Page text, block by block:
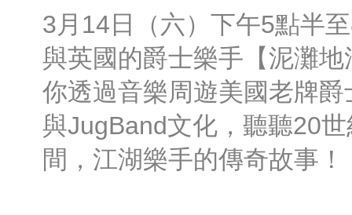
3月14日（六）下午5點半
與英國的爵士樂手【泥灘
你透過音樂周遊美國老牌
與JugBand文化，聽聽20
間，江湖樂手的傳奇故事！